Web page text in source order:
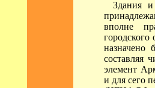
Здания
вполне
назначено
составляя
элемент
и для сего